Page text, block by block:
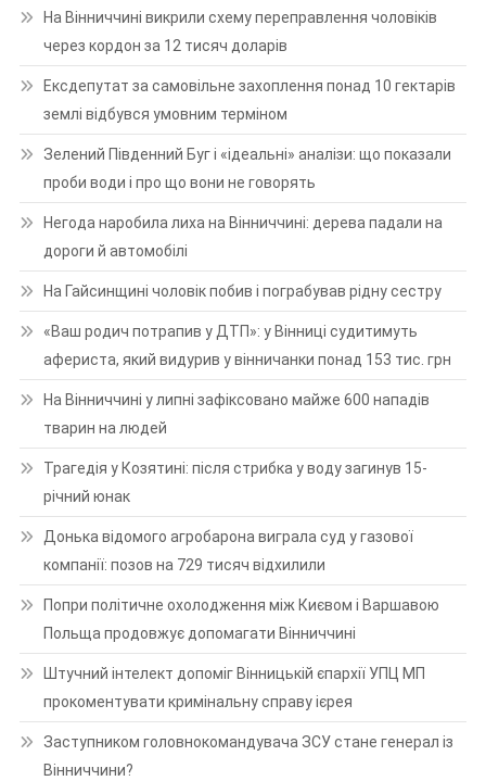
На Вінниччині викрили схему переправлення чоловіків
через кордон за 12 тисяч доларів
Ексдепутат за самовільне захоплення понад 10 гектарів
землі відбувся умовним терміном
Зелений Південний Буг і «ідеальні» аналізи: що показали
проби води і про що вони не говорять
Негода наробила лиха на Вінниччині: дерева падали на
дороги й автомобілі
На Гайсинщині чоловік побив і пограбував рідну сестру
«Ваш родич потрапив у ДТП»: у Вінниці судитимуть
афериста, який видурив у вінничанки понад 153 тис. грн
На Вінниччині у липні зафіксовано майже 600 нападів
тварин на людей
Трагедія у Козятині: після стрибка у воду загинув 15-
річний юнак
Донька відомого агробарона виграла суд у газової
компанії: позов на 729 тисяч відхилили
Попри політичне охолодження між Києвом і Варшавою
Польща продовжує допомагати Вінниччині
Штучний інтелект допоміг Вінницькій єпархії УПЦ МП
прокоментувати кримінальну справу ієрея
Заступником головнокомандувача ЗСУ стане генерал із
Вінниччини?